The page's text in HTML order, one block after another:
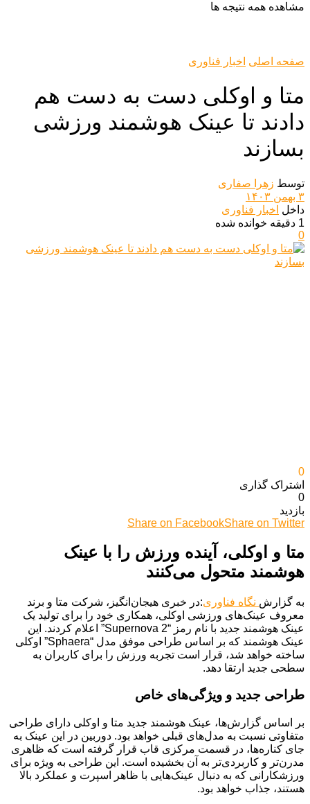
مشاهده همه نتیجه ها
صفحه اصلی اخبار فناوری
متا و اوکلی دست به دست هم
دادند تا عینک هوشمند ورزشی
بسازند
توسط زهرا صفاری
۳ بهمن ۱۴۰۳
داخل اخبار فناوری
1 دقیقه خوانده شده
0
0
اشتراک گذاری‌
0
بازدید
Share on FacebookShare on Twitter
متا و اوکلی، آینده ورزش را با عینک
هوشمند متحول می‌کنند
به گزارش نگاه فناوری:در خبری هیجان‌انگیز، شرکت متا و برند
معروف عینک‌های ورزشی اوکلی، همکاری خود را برای تولید یک
عینک هوشمند جدید با نام رمز “Supernova 2” اعلام کردند. این
عینک هوشمند که بر اساس طراحی موفق مدل “Sphaera” اوکلی
ساخته خواهد شد، قرار است تجربه ورزش را برای کاربران به
سطحی جدید ارتقا دهد.
طراحی جدید و ویژگی‌های خاص
بر اساس گزارش‌ها، عینک هوشمند جدید متا و اوکلی دارای طراحی
متفاوتی نسبت به مدل‌های قبلی خواهد بود. دوربین در این عینک به
جای کناره‌ها، در قسمت مرکزی قاب قرار گرفته است که ظاهری
مدرن‌تر و کاربردی‌تر به آن بخشیده است. این طراحی به ویژه برای
ورزشکارانی که به دنبال عینک‌هایی با ظاهر اسپرت و عملکرد بالا
هستند، جذاب خواهد بود.